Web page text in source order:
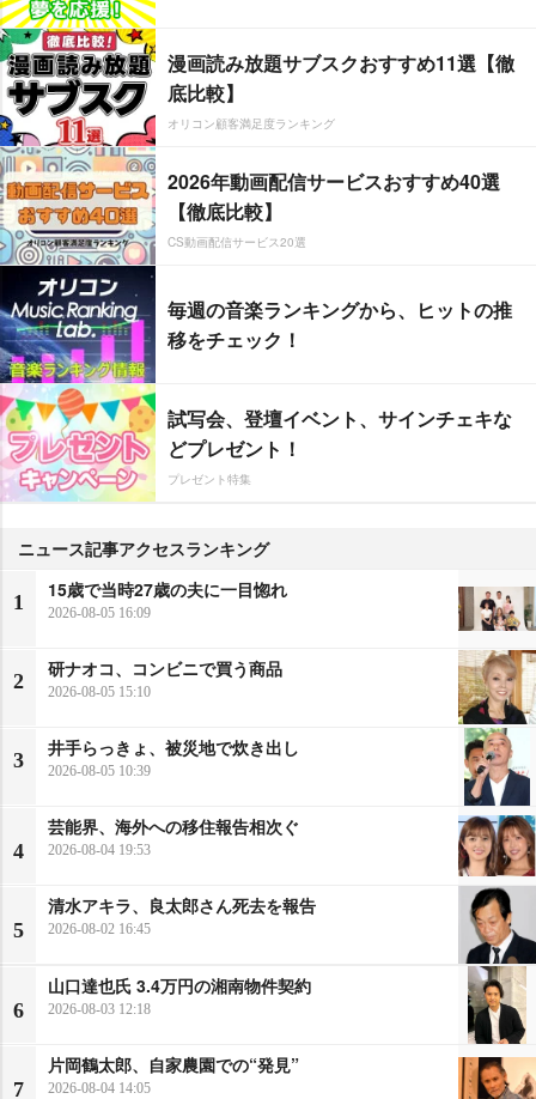
漫画読み放題サブスクおすすめ11選【徹
底比較】
オリコン顧客満足度ランキング
2026年動画配信サービスおすすめ40選
【徹底比較】
CS動画配信サービス20選
毎週の音楽ランキングから、ヒットの推
移をチェック！
試写会、登壇イベント、サインチェキな
どプレゼント！
プレゼント特集
ニュース記事アクセスランキング
1
15歳で当時27歳の夫に一目惚れ
2026-08-05 16:09
2
研ナオコ、コンビニで買う商品
2026-08-05 15:10
3
井手らっきょ、被災地で炊き出し
2026-08-05 10:39
4
芸能界、海外への移住報告相次ぐ
2026-08-04 19:53
5
清水アキラ、良太郎さん死去を報告
2026-08-02 16:45
6
山口達也氏 3.4万円の湘南物件契約
2026-08-03 12:18
7
片岡鶴太郎、自家農園での“発見”
2026-08-04 14:05